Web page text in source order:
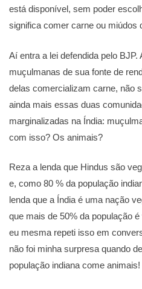
está disponível, sem poder
significa comer carne ou miúdos
Aí entra a lei defendida pelo
muçulmanas de sua fonte de
delas comercializam carne, não
ainda mais essas duas
marginalizadas na Índia:
com isso? Os animais?
Reza a lenda que Hindus são
e, como 80 % da população
lenda que a Índia é uma nação
que mais de 50% da população
eu mesma repeti isso em
não foi minha surpresa quando
população indiana come animais!